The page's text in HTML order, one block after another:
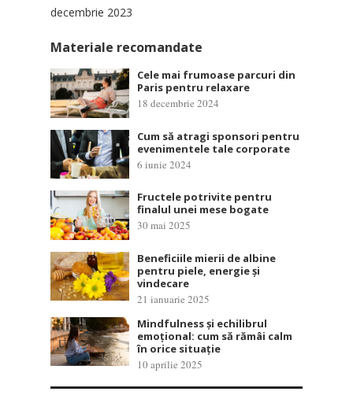
decembrie 2023
Materiale recomandate
Cele mai frumoase parcuri din
Paris pentru relaxare
18 decembrie 2024
Cum să atragi sponsori pentru
evenimentele tale corporate
6 iunie 2024
Fructele potrivite pentru
finalul unei mese bogate
30 mai 2025
Beneficiile mierii de albine
pentru piele, energie și
vindecare
21 ianuarie 2025
Mindfulness și echilibrul
emoțional: cum să rămâi calm
în orice situație
10 aprilie 2025